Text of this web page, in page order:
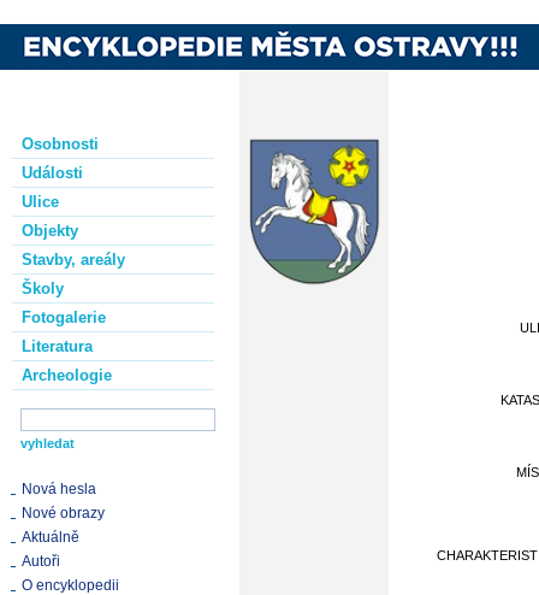
Osobnosti
Události
Ulice
Objekty
Stavby, areály
Školy
Fotogalerie
Literatura
Archeologie
Nová hesla
Nové obrazy
Aktuálně
Autoři
O encyklopedii